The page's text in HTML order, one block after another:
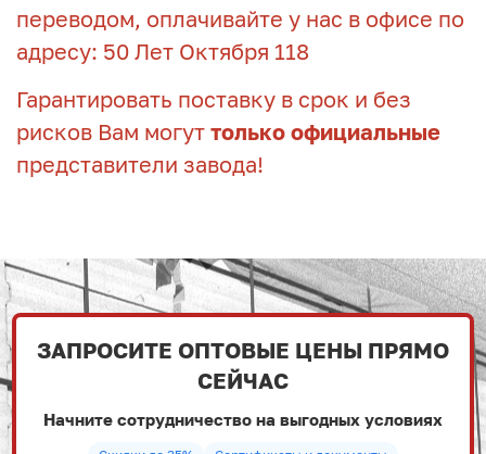
переводом, оплачивайте у нас в офисе по
адресу: 50 Лет Октября 118
Гарантировать поставку в срок и без
рисков Вам могут только официальные
представители завода!
ЗАПРОСИТЕ ОПТОВЫЕ ЦЕНЫ ПРЯМО
СЕЙЧАС
Начните сотрудничество на выгодных условиях